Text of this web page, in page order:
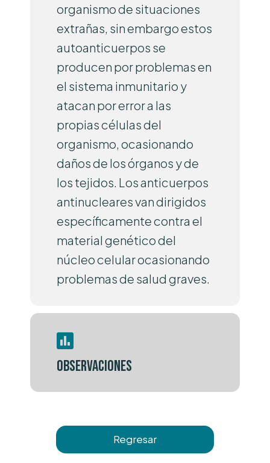
organismo de situaciones
extrañas, sin embargo estos
autoanticuerpos se
producen por problemas en
el sistema inmunitario y
atacan por error a las
propias células del
organismo, ocasionando
daños de los órganos y de
los tejidos. Los anticuerpos
antinucleares van dirigidos
específicamente contra el
material genético del
núcleo celular ocasionando
problemas de salud graves.
Observaciones
Regresar